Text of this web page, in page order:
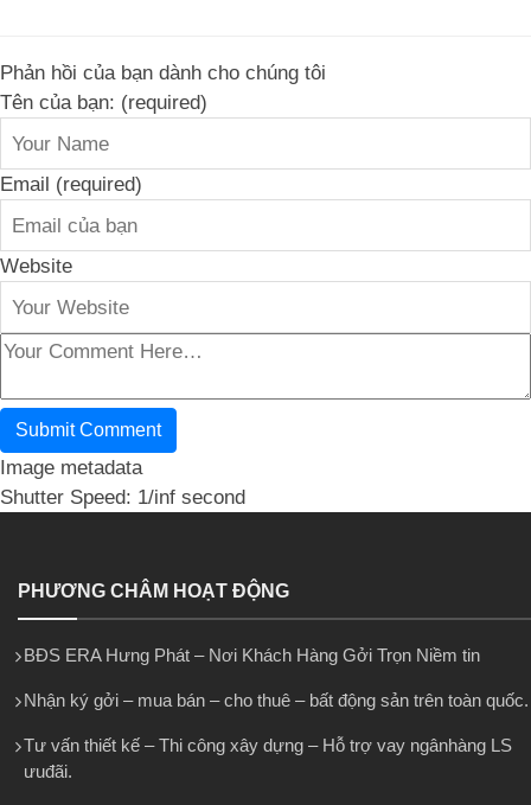
Phản hồi của bạn dành cho chúng tôi
Tên của bạn: (required)
Email (required)
Website
Image metadata
Shutter Speed: 1/inf second
PHƯƠNG CHÂM HOẠT ĐỘNG
BĐS ERA Hưng Phát – Nơi Khách Hàng Gởi Trọn Niềm tin
Nhận ký gởi – mua bán – cho thuê – bất động sản trên toàn quốc.
Tư vấn thiết kế – Thi công xây dựng – Hỗ trợ vay ngânhàng LS
ưuđãi.